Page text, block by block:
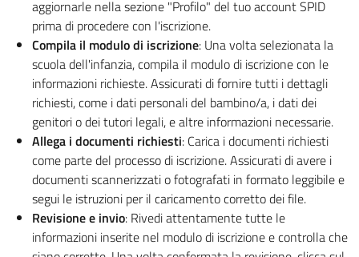
aggiornarle nella sezione "Profilo" del tuo account SPID
prima di procedere con l'iscrizione.
Compila il modulo di iscrizione: Una volta selezionata la
scuola dell'infanzia, compila il modulo di iscrizione con le
informazioni richieste. Assicurati di fornire tutti i dettagli
richiesti, come i dati personali del bambino/a, i dati dei
genitori o dei tutori legali, e altre informazioni necessarie.
Allega i documenti richiesti: Carica i documenti richiesti
come parte del processo di iscrizione. Assicurati di avere i
documenti scannerizzati o fotografati in formato leggibile e
segui le istruzioni per il caricamento corretto dei file.
Revisione e invio: Rivedi attentamente tutte le
informazioni inserite nel modulo di iscrizione e controlla che